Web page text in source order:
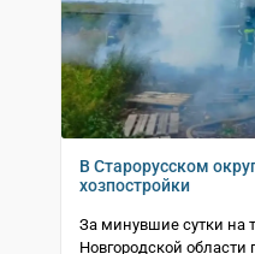
В Старорусском
хозпостройки
За минувшие сутки на
Новгородской